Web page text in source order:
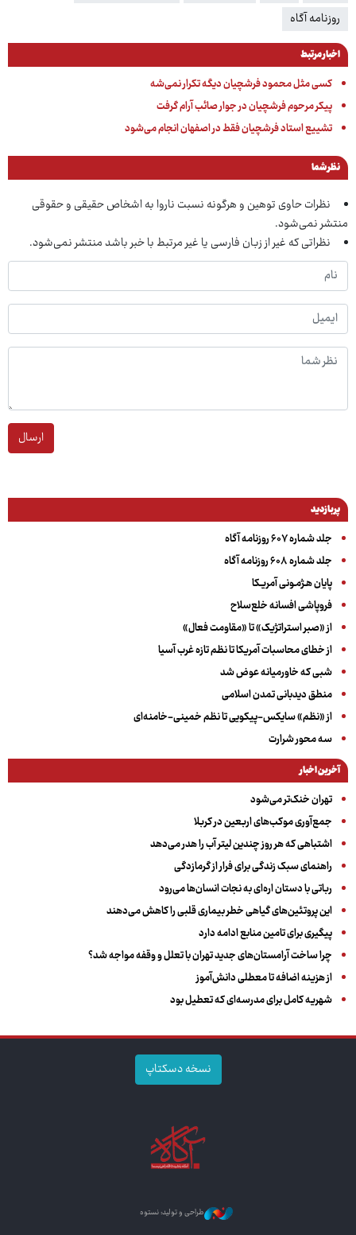
روزنامه آگاه
اخبار مرتبط
کسی مثل محمود فرشچیان دیگه تکرار نمی‌شه
پیکر مرحوم فرشچیان در جوار صائب آرام گرفت
تشییع استاد فرشچیان فقط در اصفهان انجام می‌شود
نظر شما
نظرات حاوی توهین و هرگونه نسبت ناروا به اشخاص حقیقی و حقوقی
منتشر نمی‌شود.
نظراتی که غیر از زبان فارسی یا غیر مرتبط با خبر باشد منتشر نمی‌شود.
ارسال
پربازدید
جلد شماره ۶۰۷ روزنامه آگاه
جلد شماره ۶۰۸ روزنامه آگاه
پایان هـژمـونی آمریـکا
فروپاشی افسانه خلع‌سلاح
از «صبر استراتژیک» تا «مقاومت فعال»
از خطای محاسبات آمریکا تا نظم تازه غرب آسیا
شبی که خاورمیانه عوض شد
منطق دیدبانی تمدن اسلامی
از «نظم» سایکس-پیکویی تا نظم خمینی-خامنه‌ای
سه‌ محور شرارت
آخرین اخبار
تهران خنک‌تر می‌شود
جمع‌آوری موکب‌های اربعین در کربلا
اشتباهی که هر روز چندین لیتر آب را هدر می‌دهد
راهنمای سبک زندگی برای فرار از گرمازدگی
رباتی با دستان اره‌ای به نجات انسان‌ها می‌رود
این پروتئین‌های گیاهی خطر بیماری قلبی را کاهش می‌دهند
پیگیری برای تامین منابع ادامه دارد
چرا ساخت آرامستان‌های جدید تهران با تعلل و وقفه مواجه شد؟
از هزینه اضافه تا معطلی دانش‌آموز
شهریه کامل برای مدرسه‌ای که تعطیل بود
نسخه دسکتاپ
طراحی و تولید: نستوه